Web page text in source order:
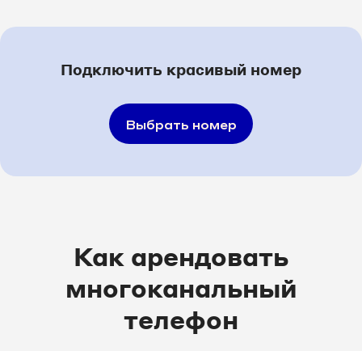
Подключить красивый номер
Выбрать номер
Как арендовать
многоканальный
телефон